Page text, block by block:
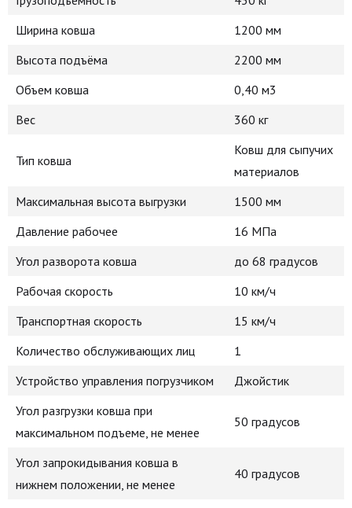
Ширина ковша
1200 мм
Высота подъёма
2200 мм
Объем ковша
0,40 м3
Вес
360 кг
Тип ковша
Ковш для сыпучих
материалов
Максимальная высота выгрузки
1500 мм
Давление рабочее
16 МПа
Угол разворота ковша
до 68 градусов
Рабочая скорость
10 км/ч
Транспортная скорость
15 км/ч
Количество обслуживающих лиц
1
Устройство управления погрузчиком
Джойстик
Угол разгрузки ковша при
максимальном подъеме, не менее
50 градусов
Угол запрокидывания ковша в
нижнем положении, не менее
40 градусов